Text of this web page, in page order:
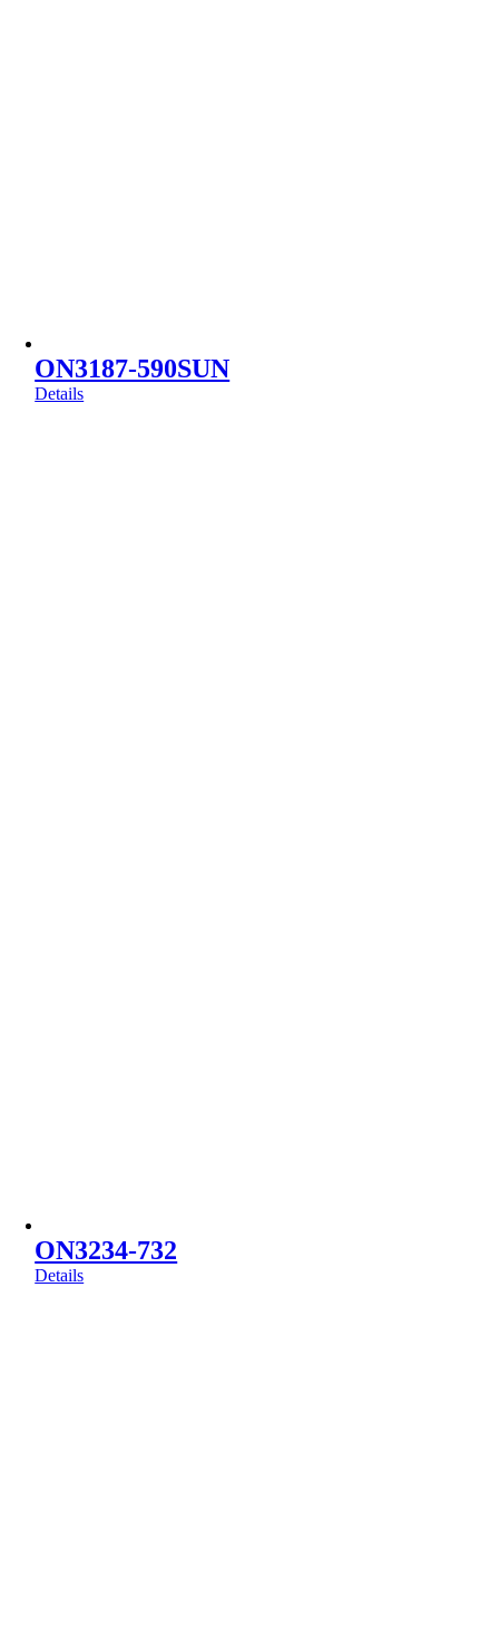
ON3187-590SUN
Details
ON3234-732
Details